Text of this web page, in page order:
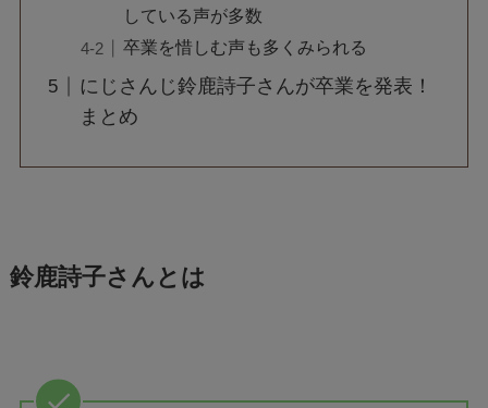
している声が多数
卒業を惜しむ声も多くみられる
にじさんじ鈴鹿詩子さんが卒業を発表！
まとめ
鈴鹿詩子さんとは